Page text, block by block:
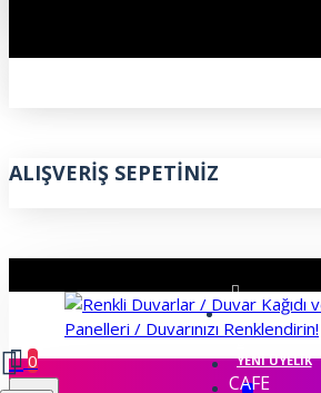
ALIŞVERIŞ SEPETINIZ
ÜYE GIRIŞI
YENI ÜYELIK
0
CAFE